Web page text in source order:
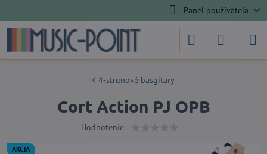
Panel používateľa
AKCIA
4-strunové basgitary
Cort Action PJ OPB
Hodnotenie